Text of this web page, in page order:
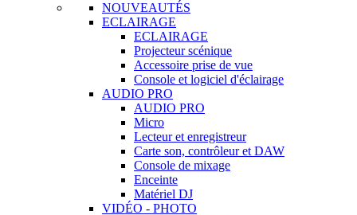
NOUVEAUTÉS
ECLAIRAGE
ECLAIRAGE
Projecteur scénique
Accessoire prise de vue
Console et logiciel d'éclairage
AUDIO PRO
AUDIO PRO
Micro
Lecteur et enregistreur
Carte son, contrôleur et DAW
Console de mixage
Enceinte
Matériel DJ
VIDÉO - PHOTO